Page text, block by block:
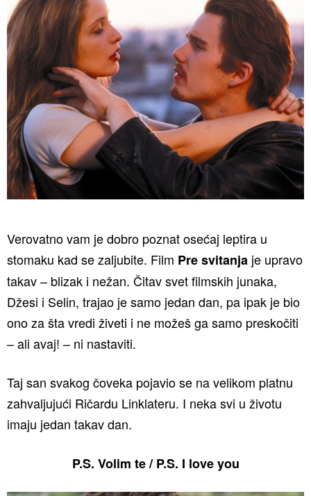
Verovatno vam je dobro poznat osećaj leptira u
stomaku kad se zaljubite. Film Pre svitanja je upravo
takav – blizak i nežan. Čitav svet filmskih junaka,
Džesi i Selin, trajao je samo jedan dan, pa ipak je bio
ono za šta vredi živeti i ne možeš ga samo preskočiti
– ali avaj! – ni nastaviti.
Taj san svakog čoveka pojavio se na velikom platnu
zahvaljujući Ričardu Linklateru. I neka svi u životu
imaju jedan takav dan.
P.S. Volim te / P.S. I love you